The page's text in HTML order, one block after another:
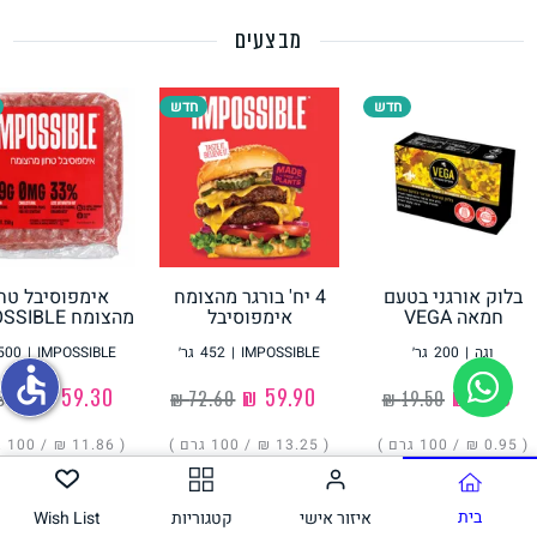
גבינות טבעוניות
מבצעים
חדש
בלוק אורגני בטעם
חמאה VEGA
200 גר׳ | וגה
‏19.50 ₪ ‏1.90 ₪
( ‏0.95 ₪ / 100 גרם )
חדש
4 יח' בורגר מהצומח
אימפוסיבל
452 גר׳ | IMPOSSIBLE
‏72.60 ₪
( ‏13.25 ₪ / 100 גרם )
אימפוסיבל
מהצומח IMPOSSIBLE
| IMPOSSIBLE
‏68.00 ₪
( ‏11.86 ₪ / 100 גרם
הוסיפו בית איזור אישי קטגוריות Wish List
accessible